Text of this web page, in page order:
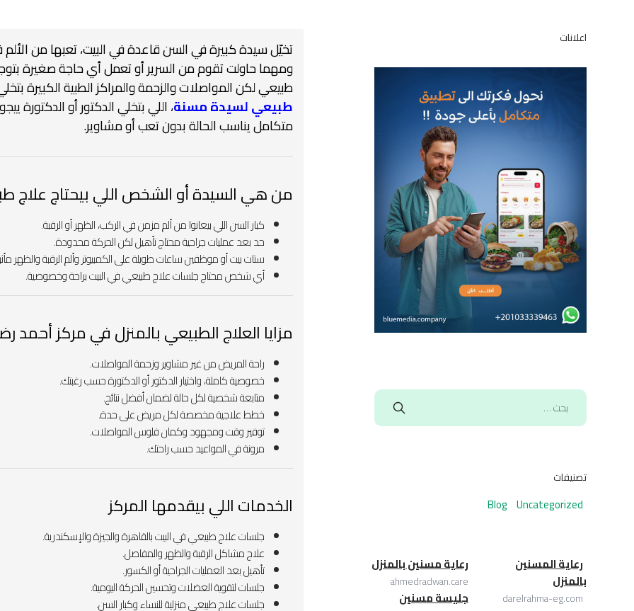
تخيّل سيدة كبيرة في السن قاعدة في البيت، تعبها من
ومهما حاولت تقوم من السرير أو تعمل أي حاجة صغيرة
طبيعي لكن المواصلات والزحمة والمراكز الطبية الكبيرة
طبيعي لسيدة مسنة، اللي بتخلي الدكتور أو الدكتورة
متكامل يناسب الحالة بدون تعب أو مشاوير.
من هي السيدة أو الشخص اللي بيحتاج علاج
كبار السن اللي بيعانوا من ألم مزمن في الركب، الظهر أو الرقبة.
حد بعد عمليات جراحية محتاج تأهيل لكن الحركة محدودة.
ستات بيت أو موظفين ساعات طويلة على الكمبيوتر وألم الرقبة والظهر
أي شخص محتاج جلسات علاج طبيعي في البيت براحة وخصوصية.
مزايا العلاج الطبيعي بالمنزل في مركز أحمد
راحة المريض من غير مشاوير وزحمة المواصلات.
خصوصية كاملة، واختيار الدكتور أو الدكتورة حسب رغبتك.
متابعة شخصية لكل حالة لضمان أفضل نتائج.
خطط علاجية مخصصة لكل مريض على حدة.
توفير وقت ومجهود وكمان فلوس المواصلات.
مرونة في المواعيد حسب راحتك.
الخدمات اللي بيقدمها المركز
جلسات علاج طبيعي في البيت بالقاهرة والجيزة والإسكندرية.
علاج مشاكل الرقبة والظهر والمفاصل.
تأهيل بعد العمليات الجراحية أو الكسور.
جلسات لتقوية العضلات وتحسين الحركة اليومية.
جلسات علاج طبيعي منزلية للنساء وكبار السن.
اعلانات
تصنيفات
Blog Uncategorized
رعاية المسنين
بالمنزل
darelrahma-eg.com
رعاية مسنين بالمنزل
ahmedradwan.care
جليسة مسنين